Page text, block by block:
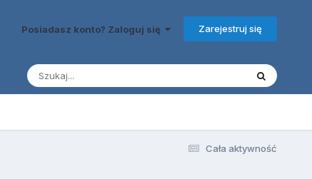
Posiadasz konto? Zaloguj się Zarejestruj się
Cała aktywność